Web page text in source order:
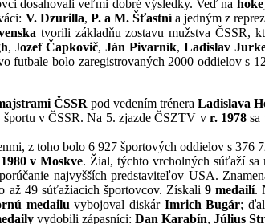
dosahovali veľmi dobré výsledky. Veď na
V. Dzurilla, P. a M. Šťastnía jedným z
tvorili základňu zostavu mužstva ČSSR,
, Jozef Čapkovič, Ján Pivarník, Ladislav
futbale bolo zaregistrovaných 2000 oddielov s
ČSSR pod vedením trénera Ladislava
v ČSSR. Na 5. zjazde ČSZTV v r. 1978 sa
z toho bolo 6 927 športových oddielov s 376
v Moskve. Žial, týchto vrcholných súťaží sa
najvyšších predstaviteľov USA.
až 49 súťažiacich športovcov. Získali 9 medailí.
medailu vybojoval diskár Imrich Bugár;
vydobili zápasníci: Dan Karabín, Július